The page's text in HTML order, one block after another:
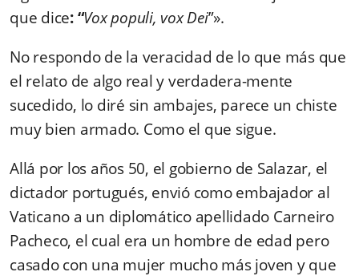
que dice: “Vox populi, vox Dei”».
No respondo de la veracidad de lo que más que
el relato de algo real y verdadera-mente
sucedido, lo diré sin ambajes, parece un chiste
muy bien armado. Como el que sigue.
Allá por los años 50, el gobierno de Salazar, el
dictador portugués, envió como embajador al
Vaticano a un diplomático apellidado Carneiro
Pacheco, el cual era un hombre de edad pero
casado con una mujer mucho más joven y que